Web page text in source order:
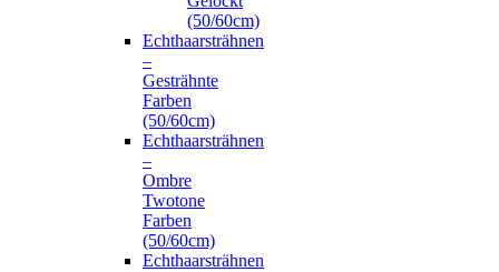
(50/60cm)
Echthaarsträhnen
–
Gesträhnte
Farben
(50/60cm)
Echthaarsträhnen
–
Ombre
Twotone
Farben
(50/60cm)
Echthaarsträhnen